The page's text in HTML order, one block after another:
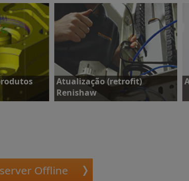
Treinamento para software de
metrologia MODUS
Atualização (retrofit)
Renishaw
Offline